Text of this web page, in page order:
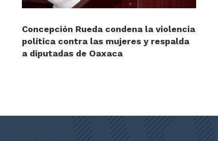
Concepción Rueda condena la violencia
política contra las mujeres y respalda
a diputadas de Oaxaca